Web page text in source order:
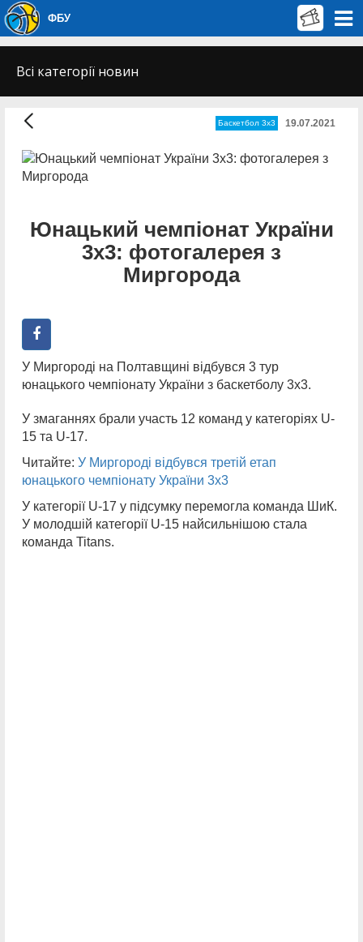
ФБУ
Всі категорії новин
Баскетбол 3х3 19.07.2021
Юнацький чемпіонат України
3х3: фотогалерея з
Миргорода
У Миргороді на Полтавщині відбувся 3 тур
юнацького чемпіонату України з баскетболу 3х3.
У змаганнях брали участь 12 команд у категоріях U-
15 та U-17.
Читайте: У Миргороді відбувся третій етап
юнацького чемпіонату України 3х3
У категорії U-17 у підсумку перемогла команда ШиК.
У молодшій категорії U-15 найсильнішою стала
команда Titans.